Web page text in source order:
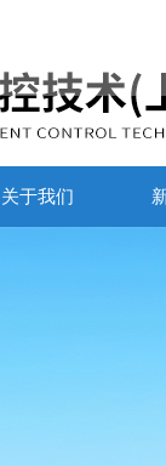
关于我们